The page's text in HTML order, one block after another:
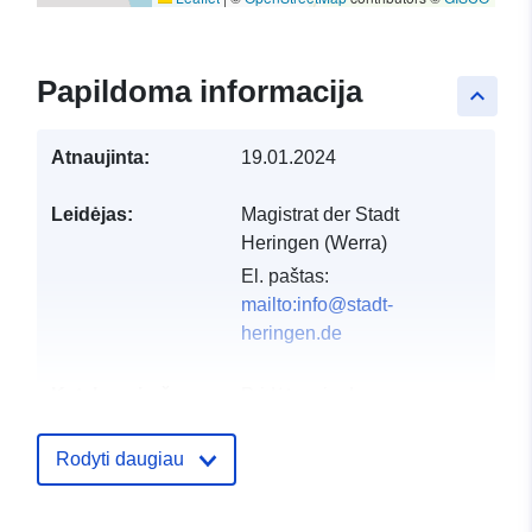
keyboard_arrow_up
Papildoma informacija
Atnaujinta: 19.01.2024
Leidėjas:
Magistrat der Stadt
Heringen (Werra)
El. paštas:
mailto:info@stadt-
heringen.de
Rodyti daugiau